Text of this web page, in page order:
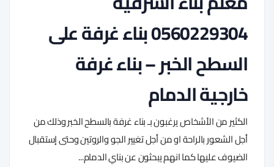
0560229304 بناء غرفة على
السطح الخبر – بناء غرفة
خارجية الدمام
الكثير من الأشخاص يرغبون بـ بناء غرفة بالسطح الخبر وذلك من
أجل الشعور بالراحة او من أجل تغيير الجو والروتين وحتى إستقبال
الضيوف عليها كما انهم يبحثون عن بناي الدمام...